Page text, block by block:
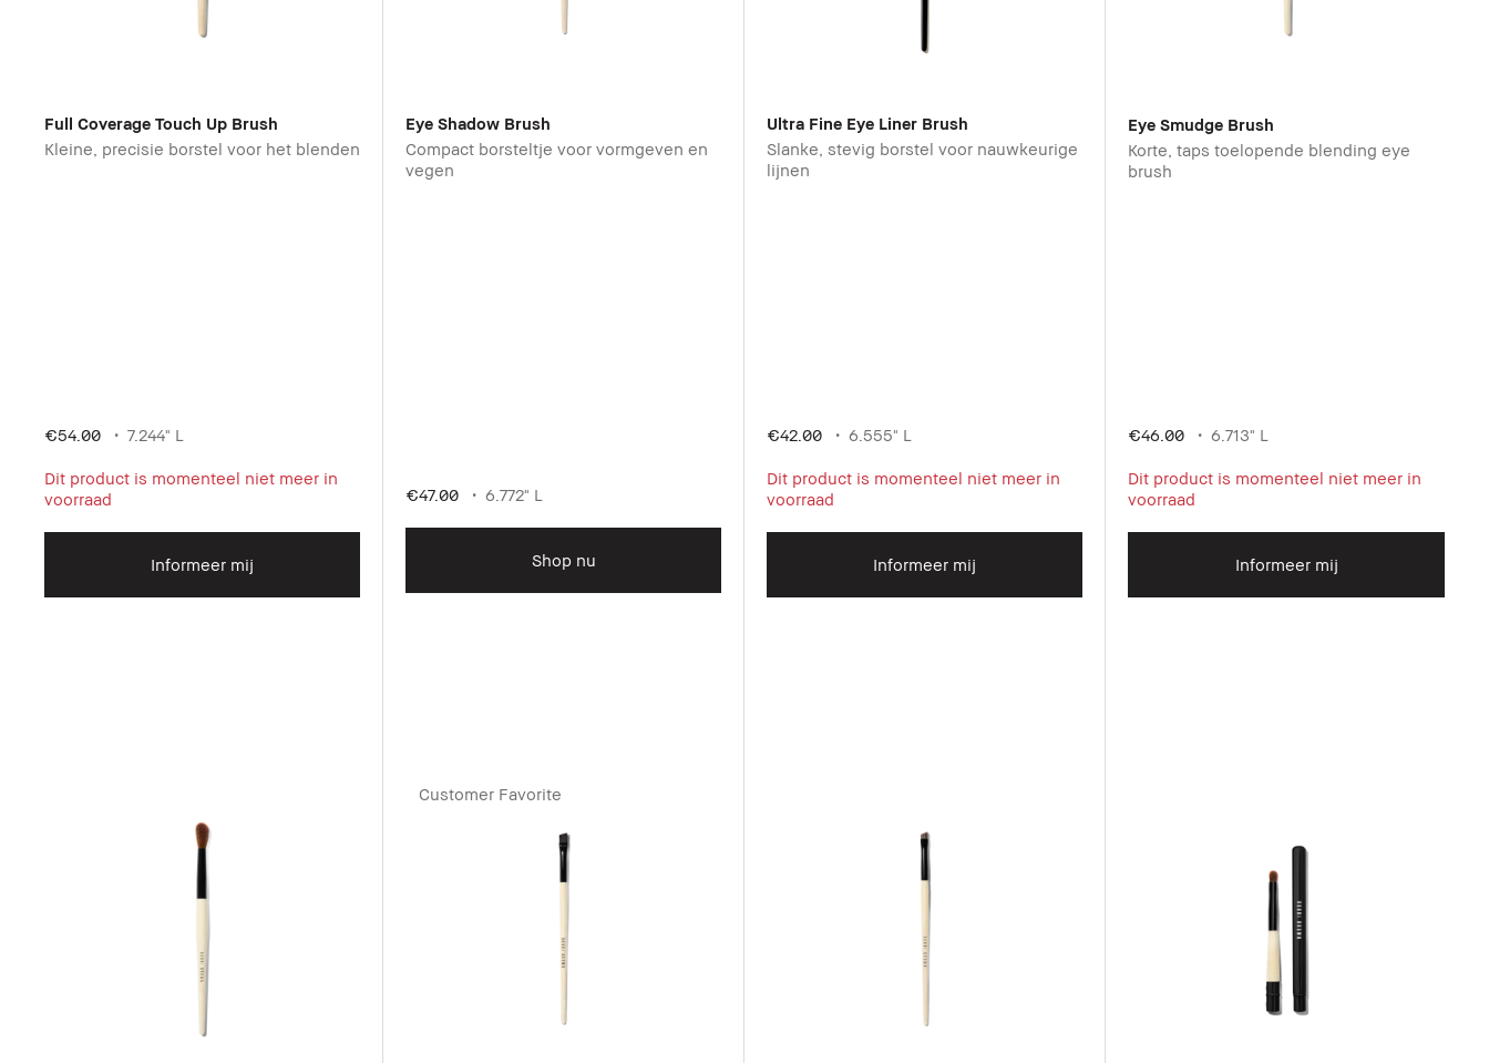
Full Coverage Touch Up Brush
Kleine, precisie borstel voor het blenden
€54.00 7.244" L
Dit product is momenteel niet meer in
voorraad
Informeer mij
Eye Shadow Brush
Compact borsteltje voor vormgeven en
vegen
€47.00 6.772" L
Shop nu
Ultra Fine Eye Liner Brush
Slanke, stevig borstel voor nauwkeurige
lijnen
€42.00 6.555" L
Dit product is momenteel niet meer in
voorraad
Informeer mij
Eye Smudge Brush
Korte, taps toelopende blending eye
brush
€46.00 6.713" L
Dit product is momenteel niet meer in
voorraad
Informeer mij
Customer Favorite